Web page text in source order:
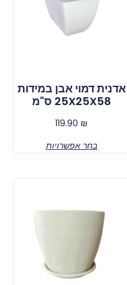
אדנית דמוי אבן במידות
25X25X58 ס"מ
119.90 ₪
בחר אפשרויות